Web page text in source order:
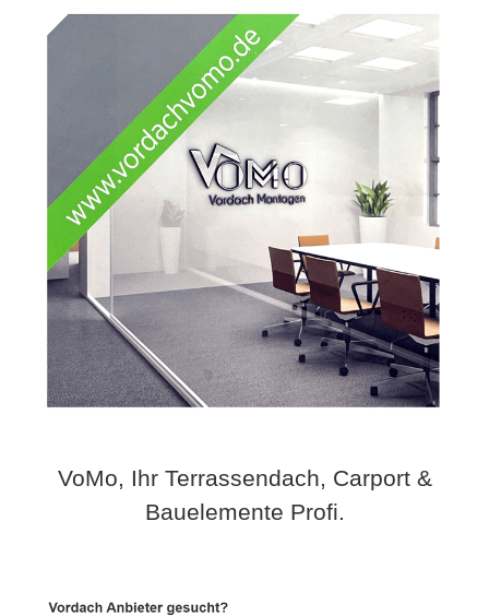
VoMo, Ihr Terrassendach, Carport &
Bauelemente Profi.